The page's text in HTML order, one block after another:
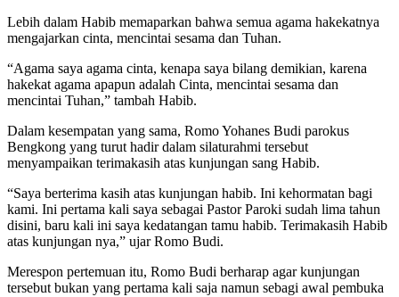
Lebih dalam Habib memaparkan bahwa semua agama hakekatnya
mengajarkan cinta, mencintai sesama dan Tuhan.
“Agama saya agama cinta, kenapa saya bilang demikian, karena
hakekat agama apapun adalah Cinta, mencintai sesama dan
mencintai Tuhan,” tambah Habib.
Dalam kesempatan yang sama, Romo Yohanes Budi parokus
Bengkong yang turut hadir dalam silaturahmi tersebut
menyampaikan terimakasih atas kunjungan sang Habib.
“Saya berterima kasih atas kunjungan habib. Ini kehormatan bagi
kami. Ini pertama kali saya sebagai Pastor Paroki sudah lima tahun
disini, baru kali ini saya kedatangan tamu habib. Terimakasih Habib
atas kunjungan nya,” ujar Romo Budi.
Merespon pertemuan itu, Romo Budi berharap agar kunjungan
tersebut bukan yang pertama kali saja namun sebagi awal pembuka